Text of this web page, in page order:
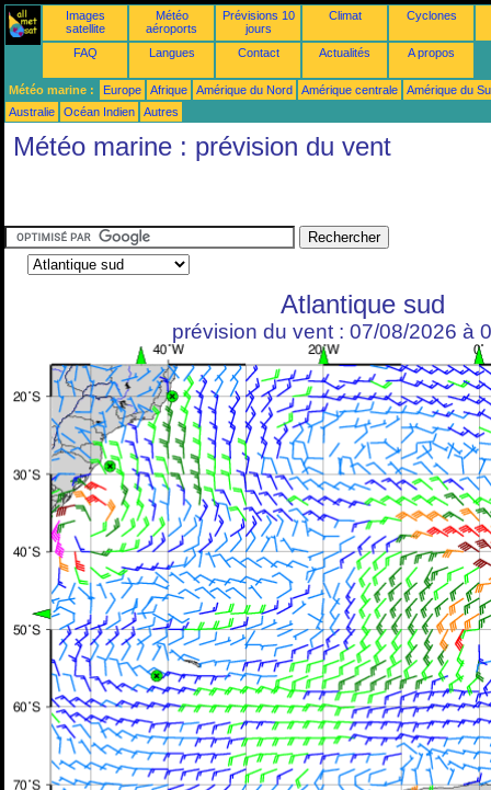
Images
satellite
Météo
aéroports
Prévisions 10
jours
Climat Cyclones
FAQ Langues Contact Actualités A propos
Météo marine : Europe Afrique Amérique du Nord Amérique centrale
Amérique du
Australie
Océan Indien Autres
Météo marine : prévision du vent
Atlantique sud
prévision du vent : 07/08/2026 à